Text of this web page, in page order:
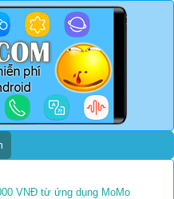
VNĐ từ ứng dụng MoMo